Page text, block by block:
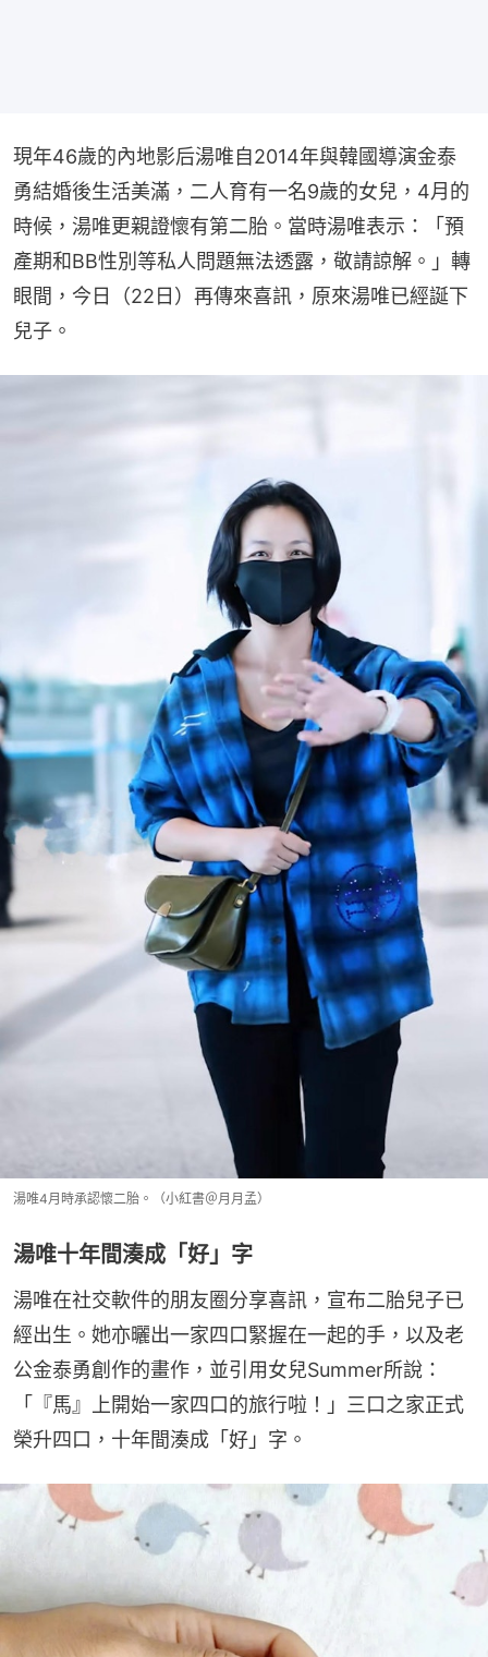
現年46歲的內地影后湯唯自2014年與韓國導演金泰
勇結婚後生活美滿，二人育有一名9歲的女兒，4月的
時候，湯唯更親證懷有第二胎。當時湯唯表示：「預
產期和BB性別等私人問題無法透露，敬請諒解。」轉
眼間，今日（22日）再傳來喜訊，原來湯唯已經誕下
兒子。
湯唯4月時承認懷二胎。（小紅書＠月月孟）
湯唯十年間湊成「好」字
湯唯在社交軟件的朋友圈分享喜訊，宣布二胎兒子已
經出生。她亦曬出一家四口緊握在一起的手，以及老
公金泰勇創作的畫作，並引用女兒Summer所說：
「『馬』上開始一家四口的旅行啦！」三口之家正式
榮升四口，十年間湊成「好」字。